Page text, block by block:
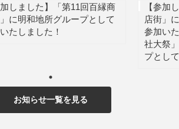
加しました】「第11回百縁商
に明和地所グループとして
たしました！
【参加
店街」
参加い
社大祭
プとし
お知らせ一覧を見る